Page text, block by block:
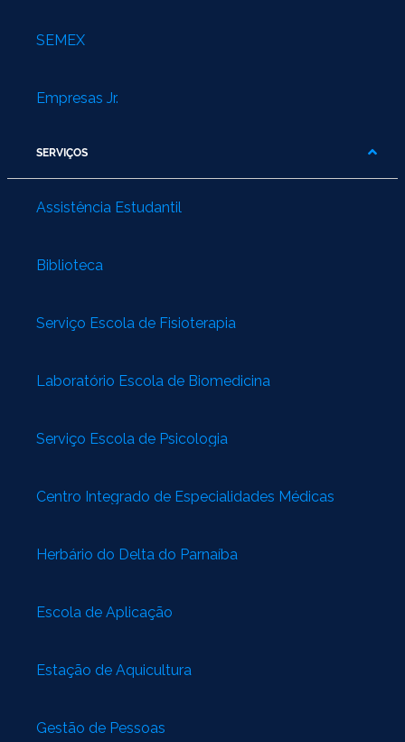
SEMEX
Empresas Jr.
SERVIÇOS
Assistência Estudantil
Biblioteca
Serviço Escola de Fisioterapia
Laboratório Escola de Biomedicina
Serviço Escola de Psicologia
Centro Integrado de Especialidades Médicas
Herbário do Delta do Parnaíba
Escola de Aplicação
Estação de Aquicultura
Gestão de Pessoas